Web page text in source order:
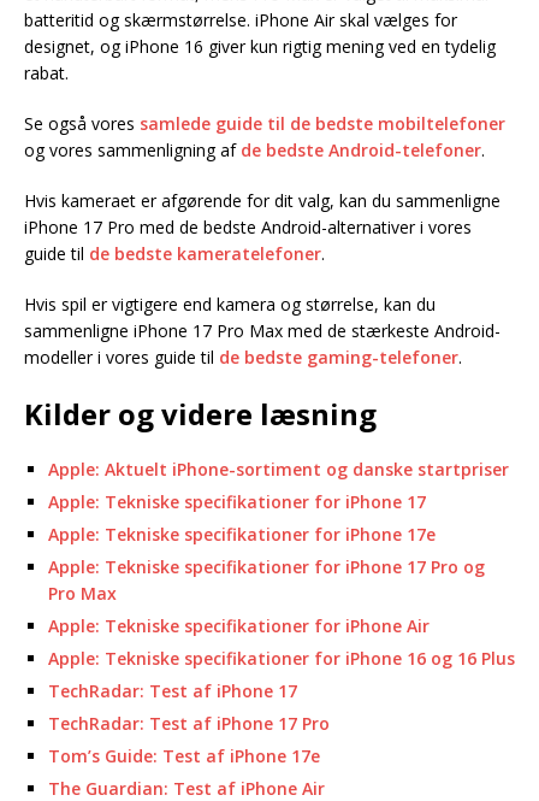
batteritid og skærmstørrelse. iPhone Air skal vælges for
designet, og iPhone 16 giver kun rigtig mening ved en tydelig
rabat.
Se også vores samlede guide til de bedste mobiltelefoner
og vores sammenligning af de bedste Android-telefoner.
Hvis kameraet er afgørende for dit valg, kan du sammenligne
iPhone 17 Pro med de bedste Android-alternativer i vores
guide til de bedste kameratelefoner.
Hvis spil er vigtigere end kamera og størrelse, kan du
sammenligne iPhone 17 Pro Max med de stærkeste Android-
modeller i vores guide til de bedste gaming-telefoner.
Kilder og videre læsning
Apple: Aktuelt iPhone-sortiment og danske startpriser
Apple: Tekniske specifikationer for iPhone 17
Apple: Tekniske specifikationer for iPhone 17e
Apple: Tekniske specifikationer for iPhone 17 Pro og
Pro Max
Apple: Tekniske specifikationer for iPhone Air
Apple: Tekniske specifikationer for iPhone 16 og 16 Plus
TechRadar: Test af iPhone 17
TechRadar: Test af iPhone 17 Pro
Tom’s Guide: Test af iPhone 17e
The Guardian: Test af iPhone Air